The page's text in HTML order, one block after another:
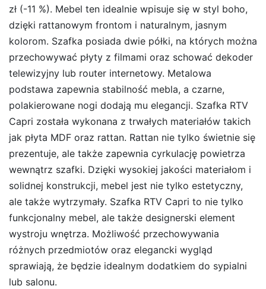
zł (-11 %). Mebel ten idealnie wpisuje się w styl boho,
dzięki rattanowym frontom i naturalnym, jasnym
kolorom. Szafka posiada dwie półki, na których można
przechowywać płyty z filmami oraz schować dekoder
telewizyjny lub router internetowy. Metalowa
podstawa zapewnia stabilność mebla, a czarne,
polakierowane nogi dodają mu elegancji. Szafka RTV
Capri została wykonana z trwałych materiałów takich
jak płyta MDF oraz rattan. Rattan nie tylko świetnie się
prezentuje, ale także zapewnia cyrkulację powietrza
wewnątrz szafki. Dzięki wysokiej jakości materiałom i
solidnej konstrukcji, mebel jest nie tylko estetyczny,
ale także wytrzymały. Szafka RTV Capri to nie tylko
funkcjonalny mebel, ale także designerski element
wystroju wnętrza. Możliwość przechowywania
różnych przedmiotów oraz elegancki wygląd
sprawiają, że będzie idealnym dodatkiem do sypialni
lub salonu.